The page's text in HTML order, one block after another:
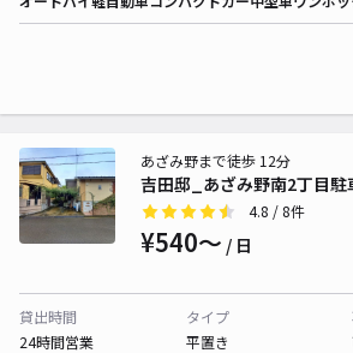
吉田邸_あざみ野南2丁目駐
あざみ野まで徒歩 12分
4.8 / 8件
¥540〜 / 日
貸出時間
24時間営業
タイプ
平置き